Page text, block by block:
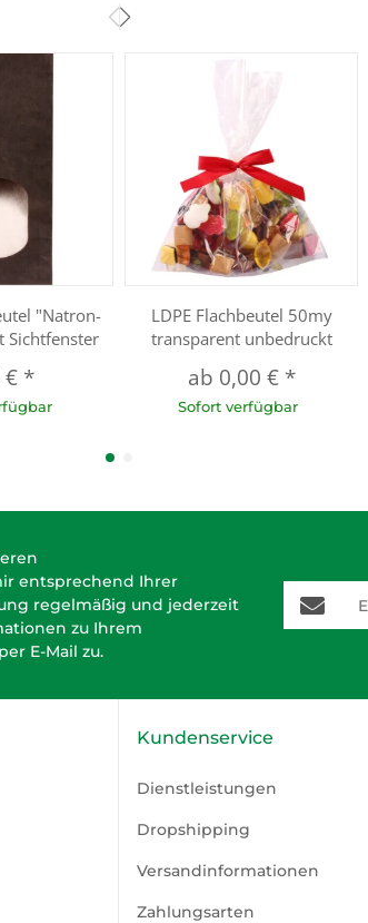
"Natron-
Sichtfenster
€ *
LDPE Flachbeutel 50my
transparent unbedruckt
ab 0,00 € *
Sofort verfügbar
entsprechend Ihrer
regelmäßig und jederzeit
zu Ihrem
E-Mail zu.
E-Mail-
Kundenservice
Dienstleistungen
Dropshipping
Versandinformationen
Zahlungsarten